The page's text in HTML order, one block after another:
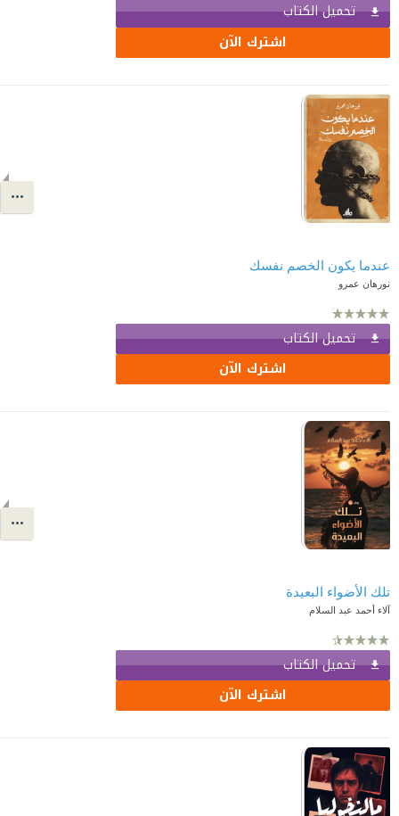
تحميل الكتاب
اشترك الآن
عندما يكون الخصم نفسك
نورهان عمرو
تحميل الكتاب
اشترك الآن
تلك الأضواء البعيدة
آلاء أحمد عبد السلام
تحميل الكتاب
اشترك الآن